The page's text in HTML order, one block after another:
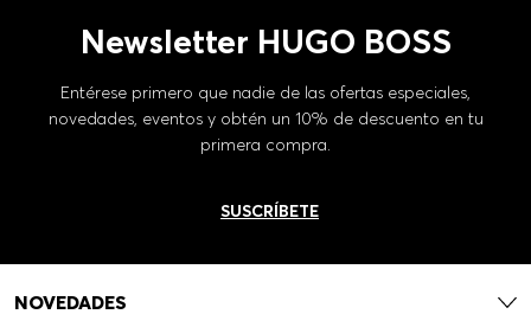
Newsletter HUGO BOSS
Entérese primero que nadie de las ofertas especiales,
novedades, eventos y obtén un 10% de descuento en tu
primera compra.
SUSCRÍBETE
NOVEDADES